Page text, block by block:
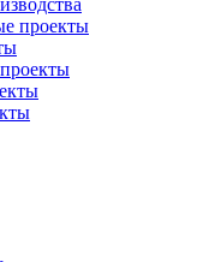
проекты